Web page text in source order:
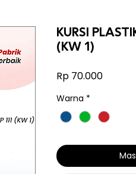
KURSI
(KW 1)
Rp 70.000Harga
Warna *